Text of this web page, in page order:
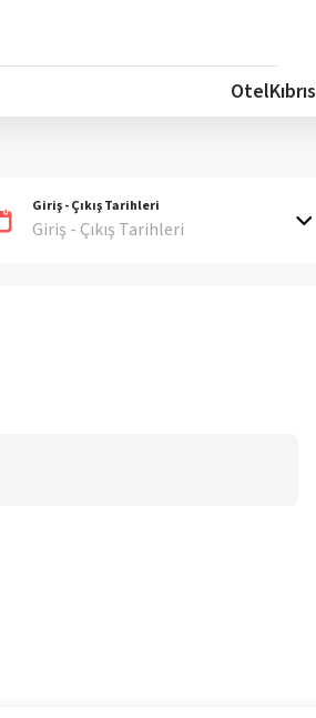
OtelKıbrıs
Giriş - Çıkış Tarihleri
Giriş - Çıkış Tarihleri